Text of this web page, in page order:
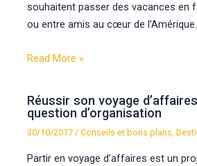
souhaitent passer des vacances en
ou entre amis au cœur de
Read More »
Réussir son voyage
question d’organisation
30/10/2017/Conseils et bons plans,
Partir en voyage d’affaires est un